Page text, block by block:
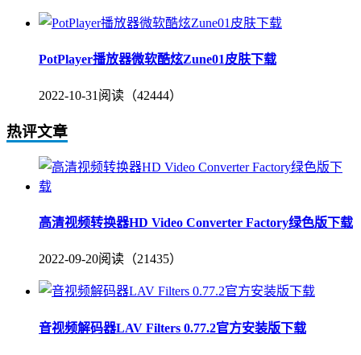
PotPlayer播放器微软酷炫Zune01皮肤下载
2022-10-31 阅读（42444）
热评文章
高清视频转换器HD Video Converter Factory绿色版下载
2022-09-20阅读（21435）
音视频解码器LAV Filters 0.77.2官方安装版下载